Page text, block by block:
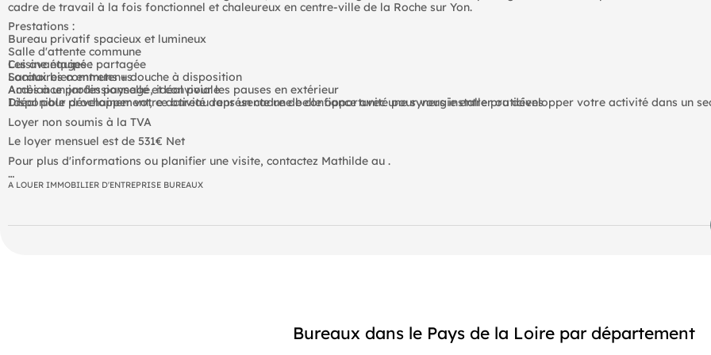
cadre de travail à la fois fonctionnel et chaleureux en centre-ville de la Roche sur Yon.
Prestations :
Bureau privatif spacieux et lumineux
Salle d'attente commune
Cuisine équipée partagée
Sanitaires communs + douche à disposition
Accès à un jardin paysagé, idéal pour les pauses en extérieur
Les avantages :
Locaux bien entretenus
Ambiance professionnelle et conviviale
Idéal pour développer votre activité dans un cadre de confiance avec une synergie entre praticiens
Disponible prochainement, ce bureau représente une belle opportunité pour vous installer ou développer votre activité dans un
Loyer non soumis à la TVA
Le loyer mensuel est de 531€ Net
Pour plus d'informations ou planifier une visite, contactez Mathilde au .
Les informations sur les risques auxquels ce bien est exposé sont disponibles sur le site Géorisques :
A LOUER IMMOBILIER D'ENTREPRISE BUREAUX
Bureaux dans le Pays de la Loire par département